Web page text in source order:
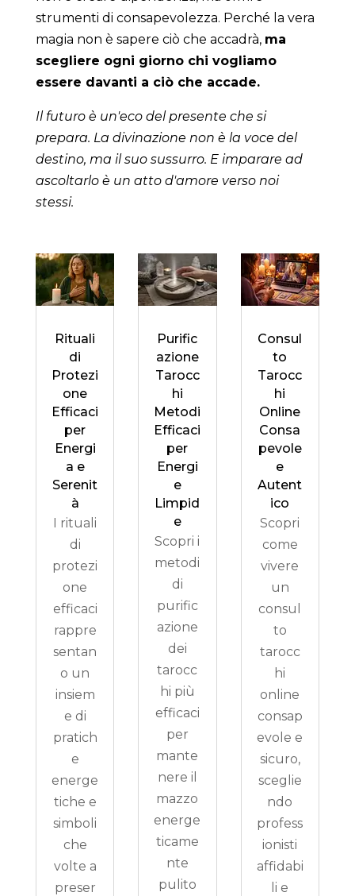
strumenti di consapevolezza. Perché la vera
magia non è sapere ciò che accadrà, ma
scegliere ogni giorno chi vogliamo
essere davanti a ciò che accade.
Il futuro è un'eco del presente che si
prepara. La divinazione non è la voce del
destino, ma il suo sussurro. E imparare ad
ascoltarlo è un atto d'amore verso noi
stessi.
Rituali
di
Protezi
one
Efficaci
per
Energi
a e
Serenit
à
I rituali
di
protezi
one
efficaci
rappre
sentan
o un
insiem
e di
pratich
e
energe
tiche e
simboli
che
volte a
preser
Purific
azione
Tarocc
hi
Metodi
Efficaci
per
Energi
e
Limpid
e
Scopri i
metodi
di
purific
azione
dei
tarocc
hi più
efficaci
per
mante
nere il
mazzo
energe
ticame
nte
pulito
Consul
to
Tarocc
hi
Online
Consa
pevole
e
Autent
ico
Scopri
come
vivere
un
consul
to
tarocc
hi
online
consap
evole e
sicuro,
sceglie
ndo
profess
ionisti
affidabi
li e